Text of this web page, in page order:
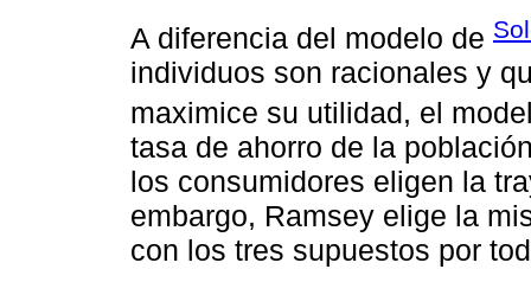
A diferencia del modelo de
individuos son racionales y
maximice su utilidad, el
tasa de ahorro de la
los consumidores eligen la
embargo, Ramsey elige la
con los tres supuestos por